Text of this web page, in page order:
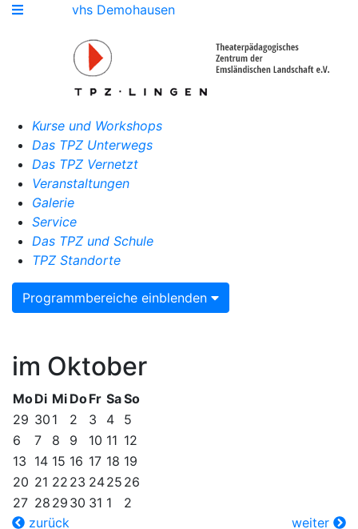
vhs Demohausen
Kurse und Workshops
Das TPZ Unterwegs
Das TPZ Vernetzt
Veranstaltungen
Galerie
Service
Das TPZ und Schule
TPZ Standorte
Programmbereiche einblenden
im Oktober
MoDi Mi DoFr SaSo
29 30 1 2 3 4
5
6
7 8 9 10 11 12
13 14 15 16 17 18 19
20 21 22 23 2425 26
27 28 29 30 31 1
2
zurück
weiter